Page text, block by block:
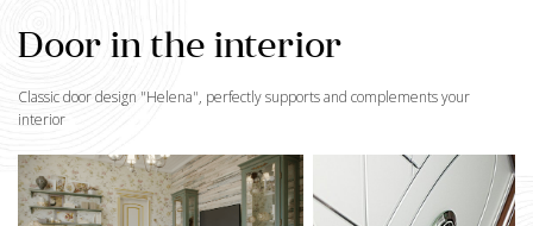
Door in the interior
Classic door design "Helena", perfectly supports and complements your
interior